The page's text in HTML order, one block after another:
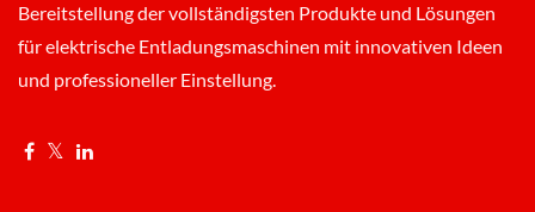
Bereitstellung der vollständigsten Produkte und Lösungen
für elektrische Entladungsmaschinen mit innovativen Ideen
und professioneller Einstellung.